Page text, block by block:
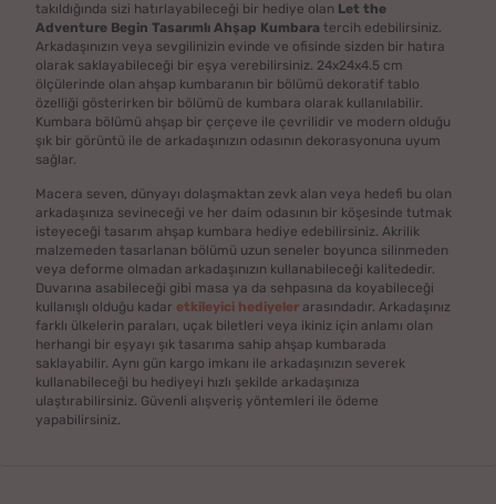
takıldığında sizi hatırlayabileceği bir hediye olan Let the
Adventure Begin Tasarımlı Ahşap Kumbara tercih edebilirsiniz.
Arkadaşınızın veya sevgilinizin evinde ve ofisinde sizden bir hatıra
olarak saklayabileceği bir eşya verebilirsiniz. 24x24x4.5 cm
ölçülerinde olan ahşap kumbaranın bir bölümü dekoratif tablo
özelliği gösterirken bir bölümü de kumbara olarak kullanılabilir.
Kumbara bölümü ahşap bir çerçeve ile çevrilidir ve modern olduğu
şık bir görüntü ile de arkadaşınızın odasının dekorasyonuna uyum
sağlar.
Macera seven, dünyayı dolaşmaktan zevk alan veya hedefi bu olan
arkadaşınıza sevineceği ve her daim odasının bir köşesinde tutmak
isteyeceği tasarım ahşap kumbara hediye edebilirsiniz. Akrilik
malzemeden tasarlanan bölümü uzun seneler boyunca silinmeden
veya deforme olmadan arkadaşınızın kullanabileceği kalitededir.
Duvarına asabileceği gibi masa ya da sehpasına da koyabileceği
kullanışlı olduğu kadar etkileyici hediyeler arasındadır. Arkadaşınız
farklı ülkelerin paraları, uçak biletleri veya ikiniz için anlamı olan
herhangi bir eşyayı şık tasarıma sahip ahşap kumbarada
saklayabilir. Aynı gün kargo imkanı ile arkadaşınızın severek
kullanabileceği bu hediyeyi hızlı şekilde arkadaşınıza
ulaştırabilirsiniz. Güvenli alışveriş yöntemleri ile ödeme
yapabilirsiniz.